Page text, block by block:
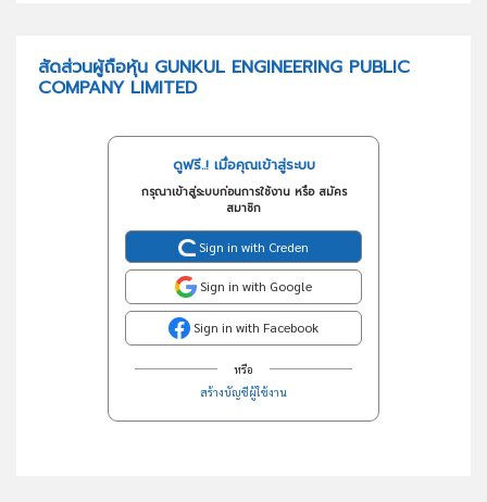
สัดส่วนผู้ถือหุ้น GUNKUL ENGINEERING PUBLIC
COMPANY LIMITED
ดูฟรี..! เมื่อคุณเข้าสู่ระบบ
กรุณาเข้าสู่ระบบก่อนการใช้งาน หรือ สมัคร
สมาชิก
Sign in with Creden
Sign in with Google
Sign in with Facebook
หรือ
สร้างบัญชีผู้ใช้งาน